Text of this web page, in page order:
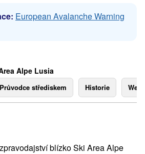
European Avalanche Warning
Alpe Lusia
Průvodce střediskem Historie
blízko Ski Area Alpe